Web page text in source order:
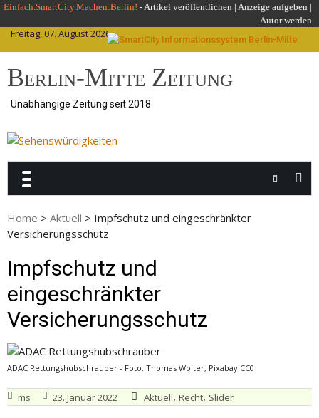
Skip
content
Einfach.SmartCity.Machen:Berlin! -Artikel veröffentlichen | Anzeige aufgeben |
Autor werden
Freitag, 07. August 2026
Berlin-Mitte Zeitung
Unabhängige Zeitung seit 2018
Home > Aktuell > Impfschutz und eingeschränkter
Versicherungsschutz
Impfschutz und
eingeschränkter
Versicherungsschutz
ADAC Rettungshubschrauber - Foto: Thomas Wolter, Pixabay CC0
ms 23. Januar 2022 Aktuell, Recht, Slider